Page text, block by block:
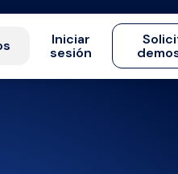
Iniciar
sesión